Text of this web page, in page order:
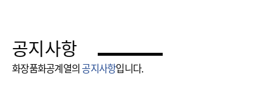
공지사항
화장품화공계열의 공지사항입니다.